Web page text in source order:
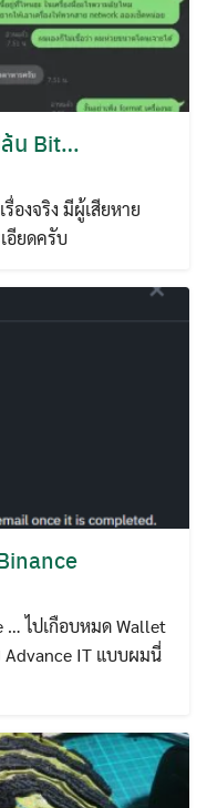
ล้น Bit…
องจริง มีผู้เสียหาย
อียดครับ
… ไปเกือบหมด Wallet
IT แบบผมนี่